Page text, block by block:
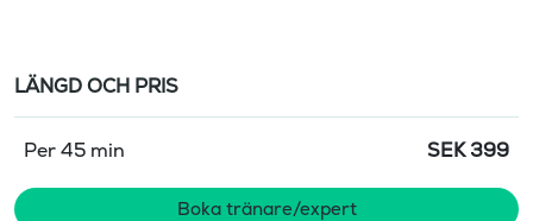
LÄNGD OCH PRIS
Per 45 min SEK 399
Boka tränare/expert